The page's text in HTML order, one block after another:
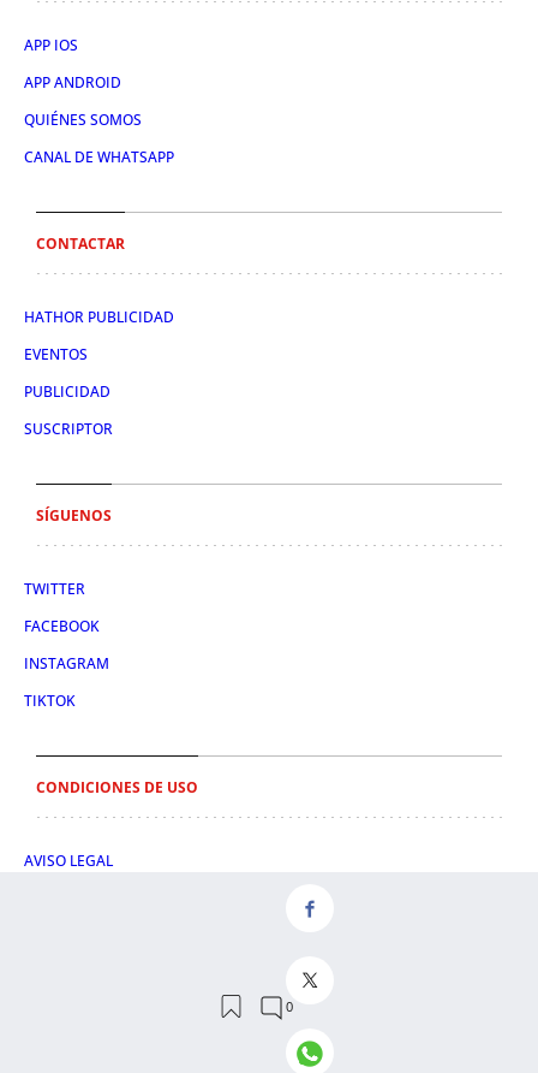
APP IOS
APP ANDROID
QUIÉNES SOMOS
CANAL DE WHATSAPP
CONTACTAR
HATHOR PUBLICIDAD
EVENTOS
PUBLICIDAD
SUSCRIPTOR
SÍGUENOS
TWITTER
FACEBOOK
INSTAGRAM
TIKTOK
CONDICIONES DE USO
AVISO LEGAL